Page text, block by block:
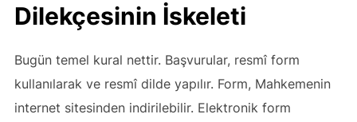
Dilekçesinin İskeleti
Bugün temel kural nettir. Başvurular, resmî form
kullanılarak ve resmî dilde yapılır. Form, Mahkemenin
internet sitesinden indirilebilir. Elektronik form